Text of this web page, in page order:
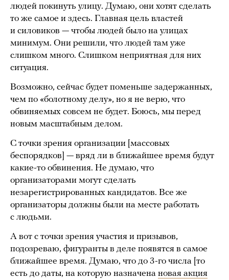
людей покинуть улицу. Думаю, они хотят сделать
то же самое и здесь. Главная цель властей
и силовиков — чтобы людей было на улицах
минимум. Они решили, что людей там уже
слишком много. Слишком неприятная для них
ситуация.
Возможно, сейчас будет поменьше задержанных,
чем по «болотному делу», но я не верю, что
обвиняемых совсем не будет. Боюсь, мы перед
новым масштабным делом.
С точки зрения организации [массовых
беспорядков] — вряд ли в ближайшее время будут
какие-то обвинения. Не думаю, что
организаторами могут сделать
незарегистрированных кандидатов. Все же
организаторы должны были на месте работать
с людьми.
А вот с точки зрения участия и призывов,
подозреваю, фигуранты в деле появятся в самое
ближайшее время. Думаю, что до 3-го числа [то
есть до даты, на которую назначена новая акция